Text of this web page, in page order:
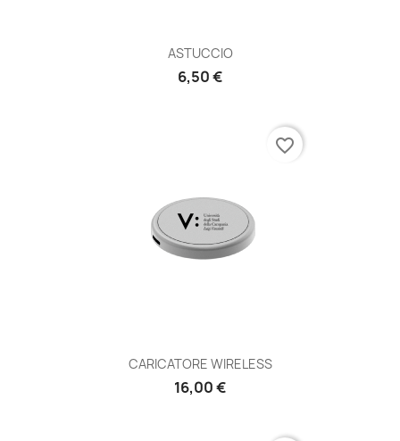
ASTUCCIO
6,50 €
CARICATORE WIRELESS
16,00 €
favorite_border